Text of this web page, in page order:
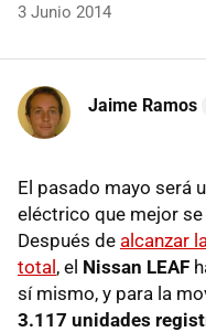
3 Junio 2014
Jaime Ramos
El pasado mayo será
eléctrico que mejor
Después de alcanzar
total, el Nissan LEAF
sí mismo, y para la
3.117 unidades